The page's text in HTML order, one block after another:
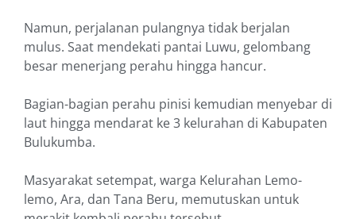
Namun, perjalanan pulangnya tidak berjalan
mulus. Saat mendekati pantai Luwu, gelombang
besar menerjang perahu hingga hancur.
Bagian-bagian perahu pinisi kemudian menyebar di
laut hingga mendarat ke 3 kelurahan di Kabupaten
Bulukumba.
Masyarakat setempat, warga Kelurahan Lemo-
lemo, Ara, dan Tana Beru, memutuskan untuk